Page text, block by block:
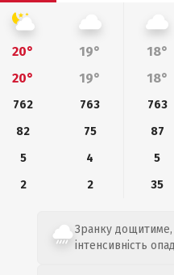
20° 19° 18°
20°
19° 18°
762 763 763
82
75 87
5
4 5
2
2 35
Зранку дощитиме,
інтенсивність